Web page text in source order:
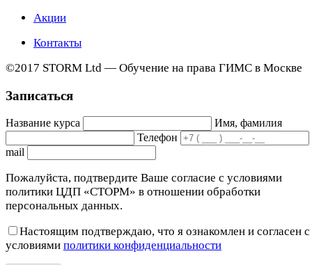
Акции
Контакты
©2017 STORM Ltd — Обучение на права ГИМС в Москве
Записаться
Название курса
Имя, фамилия
Телефон
mail
Пожалуйста, подтвердите Ваше согласие с условиями
политики ЦДП «СТОРМ» в отношении обработки
персональных данных.
Настоящим подтверждаю, что я ознакомлен и согласен с
условиями политики конфиденциальности